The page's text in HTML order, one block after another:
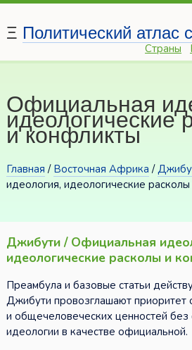
Ξ Политический атлас
Страны
Официальная
идеологические
и конфликты
Главная / Восточная Африка /
идеология, идеологические
Джибути / Официальная
идеологические расколы и
Преамбула и базовые статьи
Джибути провозглашают
и общечеловеческих ценностей
идеологии в качестве официальной.